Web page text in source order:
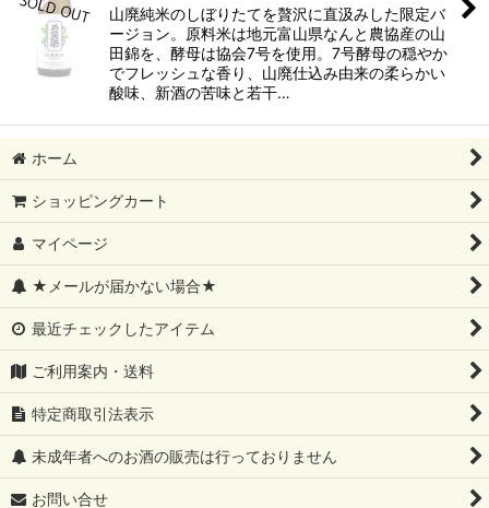
山廃純米のしぼりたてを贅沢に直汲みした限定バ
ージョン。原料米は地元富山県なんと農協産の山
田錦を、酵母は協会7号を使用。7号酵母の穏やか
でフレッシュな香り、山廃仕込み由来の柔らかい
酸味、新酒の苦味と若干…
ホーム
ショッピングカート
マイページ
★メールが届かない場合★
最近チェックしたアイテム
ご利用案内・送料
特定商取引法表示
未成年者へのお酒の販売は行っておりません
お問い合せ